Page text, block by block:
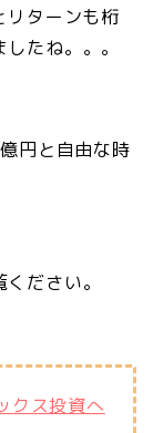
リターンも桁
たね。。。
円と自由な時
ださい。